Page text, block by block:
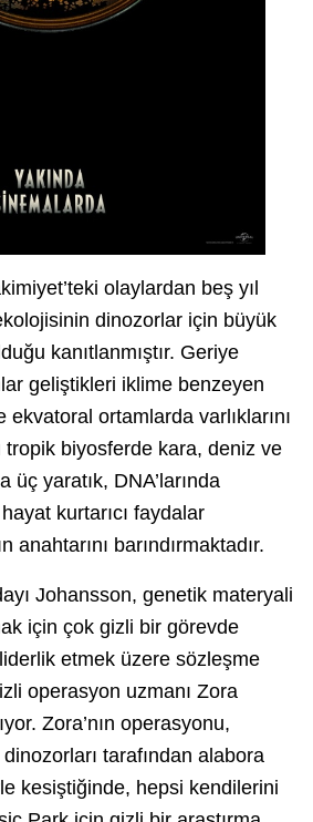
olaylardan beş yıl
dinozorlar için büyük
kanıtlanmıştır. Geriye
geliştikleri iklime benzeyen
ortamlarda varlıklarını
biyosferde kara, deniz ve
üç yaratık, DNA’larında
kurtarıcı faydalar
anahtarını barındırmaktadır.
Johansson, genetik materyali
için çok gizli bir görevde
etmek üzere sözleşme
operasyon uzmanı Zora
Zora’nın operasyonu,
tarafından alabora
kesiştiğinde, hepsi kendilerini